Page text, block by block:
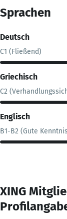
Sprachen
Deutsch
C1 (Fließend)
Griechisch
C2
Englisch
B1-B2 (Gute
XING